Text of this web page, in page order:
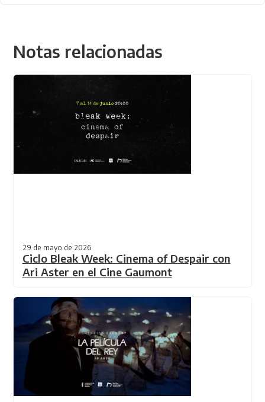
Notas relacionadas
29 de mayo de 2026
Ciclo Bleak Week: Cinema of Despair con
Ari Aster en el Cine Gaumont